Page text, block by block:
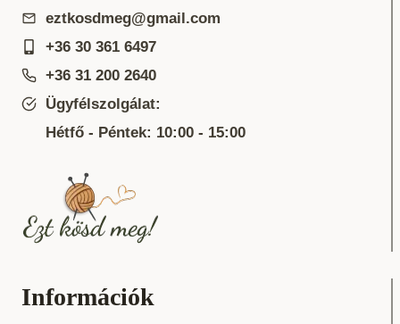
eztkosdmeg@gmail.com
+36 30 361 6497
+36 31 200 2640
Ügyfélszolgálat:
Hétfő - Péntek: 10:00 - 15:00
Információk